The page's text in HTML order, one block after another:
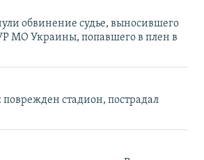
обвинение судье, выносившего
МО Украины, попавшего в плен в
поврежден стадион, пострадал